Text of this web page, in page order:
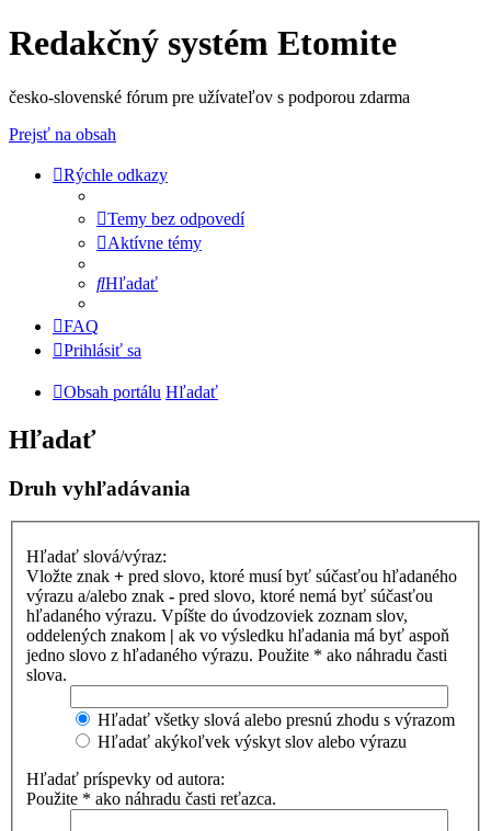
Redakčný systém Etomite
česko-slovenské fórum pre užívateľov s podporou zdarma
Prejsť na obsah
Rýchle odkazy
Temy bez odpovedí
Aktívne témy
Hľadať
FAQ
Prihlásiť sa
Obsah portálu Hľadať
Hľadať
Druh vyhľadávania
Hľadať slová/výraz:
Vložte znak + pred slovo, ktoré musí byť súčasťou hľadaného
výrazu a/alebo znak - pred slovo, ktoré nemá byť súčasťou
hľadaného výrazu. Vpíšte do úvodzoviek zoznam slov,
oddelených znakom | ak vo výsledku hľadania má byť aspoň
jedno slovo z hľadaného výrazu. Použite * ako náhradu časti
slova.
Hľadať všetky slová alebo presnú zhodu s výrazom
Hľadať akýkoľvek výskyt slov alebo výrazu
Hľadať príspevky od autora:
Použite * ako náhradu časti reťazca.